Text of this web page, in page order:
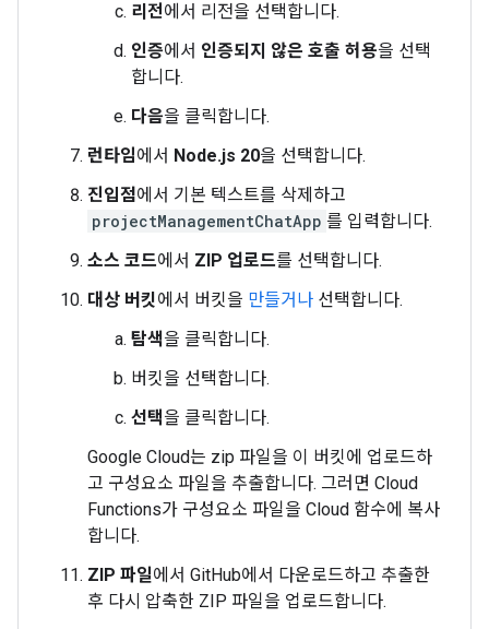
리전에서 리전을 선택합니다.
인증에서 인증되지 않은 호출 허용을 선택
합니다.
다음을 클릭합니다.
런타임에서 Node.js 20을 선택합니다.
진입점에서 기본 텍스트를 삭제하고
projectManagementChatApp 를 입력합니다.
소스 코드에서 ZIP 업로드를 선택합니다.
대상 버킷에서 버킷을 만들거나 선택합니다.
탐색을 클릭합니다.
버킷을 선택합니다.
선택을 클릭합니다.
Google Cloud는 zip 파일을 이 버킷에 업로드하
고 구성요소 파일을 추출합니다. 그러면 Cloud
Functions가 구성요소 파일을 Cloud 함수에 복사
합니다.
ZIP 파일에서 GitHub에서 다운로드하고 추출한
후 다시 압축한 ZIP 파일을 업로드합니다.